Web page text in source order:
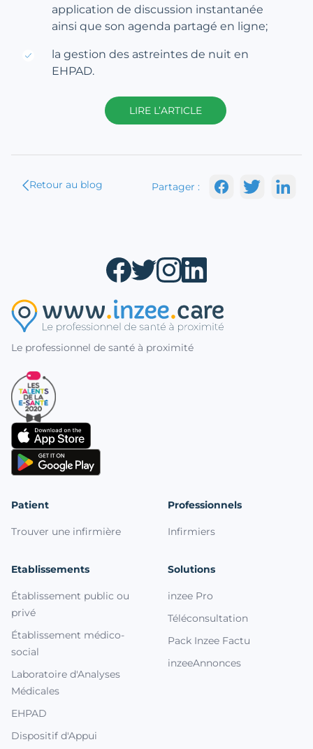
application de discussion instantanée
ainsi que son agenda partagé en ligne;
la gestion des astreintes de nuit en
EHPAD.
LIRE L’ARTICLE
Retour au blog Partager :
Le professionnel de santé à proximité
Patient
Trouver une infirmière
Professionnels
Infirmiers
Etablissements
Établissement public ou
privé
Établissement médico-
social
Laboratoire d'Analyses
Médicales
EHPAD
Dispositif d'Appui
Solutions
inzee Pro
Téléconsultation
Pack Inzee Factu
inzeeAnnonces